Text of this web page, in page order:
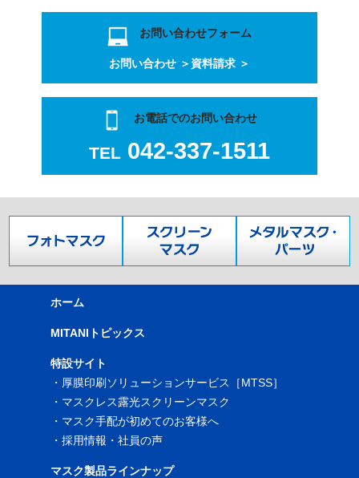
お問い合わせフォーム
お問い合わせ ＞ 資料請求 ＞
お電話でのお問い合わせ
TEL 042-337-1511
ホーム
MITANIトピックス
特設サイト
・ 厚膜印刷ソリューションサービス［MTSS］
・ マスクレス露光スクリーンマスク
・ マスク手配が初めてのお客様へ
・採用情報・社員の声
マスク製品ラインナップ